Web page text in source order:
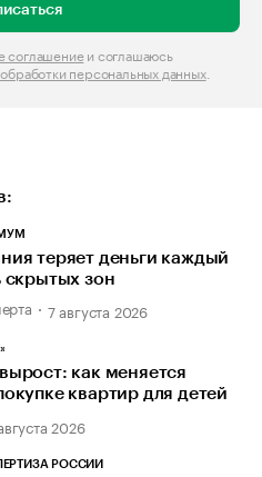
соглашениеи соглашаюсь
персональных данных.
теряет деньги каждый
скрытых зон
7 августа 2026
как меняется
квартир для детей
2026
РОССИИ